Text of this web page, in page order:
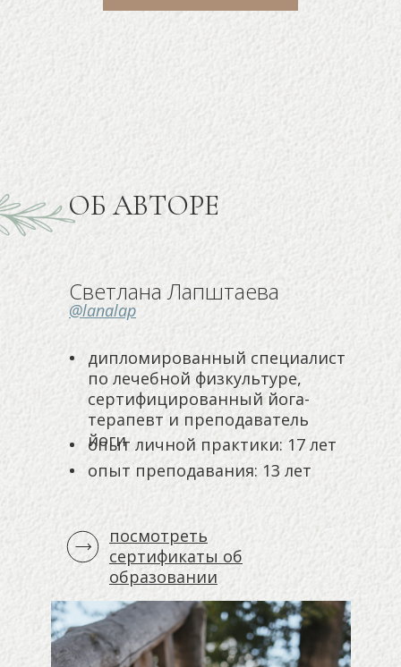
ОБ АВТОРЕ
Светлана Лапштаева
@lanalap
дипломированный специалист
по лечебной физкультуре,
сертифицированный йога-
терапевт и преподаватель
йоги
опыт личной практики: 17 лет
опыт преподавания: 13 лет
посмотреть
сертификаты об
образовании